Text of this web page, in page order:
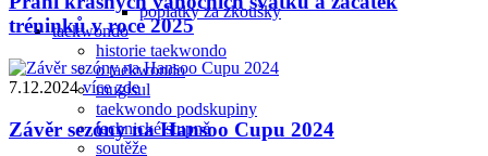
poplatky za zkoušky
taekwondo
historie taekwondo
o taekwondo
mugisul
taekwondo podskupiny
technické stupně
soutěže
tréninků v roce 2025
7.12.2024více zde
Závěr sezóny na Hansoo Cupu 2024